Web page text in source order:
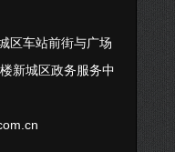
区车站前街与广场
新城区政务服务中